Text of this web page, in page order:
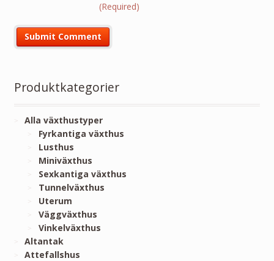
(Required)
Produktkategorier
Alla växthustyper
Fyrkantiga växthus
Lusthus
Miniväxthus
Sexkantiga växthus
Tunnelväxthus
Uterum
Väggväxthus
Vinkelväxthus
Altantak
Attefallshus